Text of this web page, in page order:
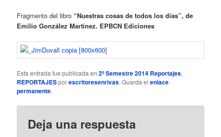
Fragmento del libro “Nuestras cosas de todos los días”, de
Emilio González Martínez. EPBCN Ediciones
Esta entrada fue publicada en2º Semestre 2014 Reportajes,
REPORTAJESporescritoresenrivas. Guarda elenlace
permanente.
Deja una respuesta